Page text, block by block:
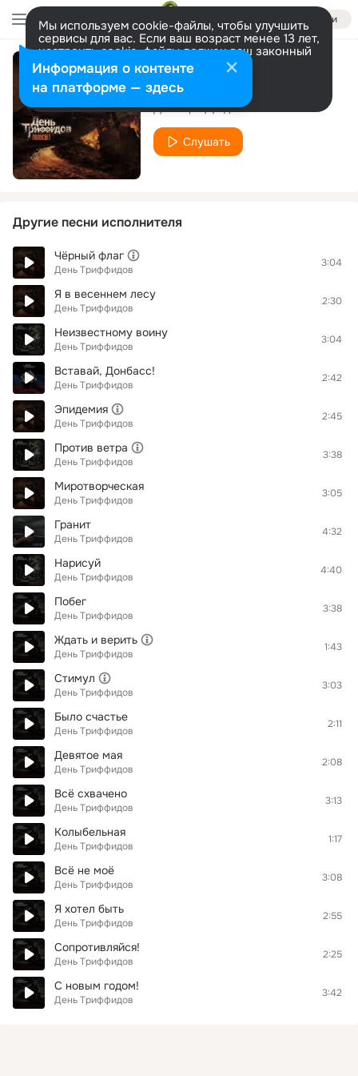
Войти
Мы используем cookie-файлы, чтобы улучшить
сервисы для вас. Если ваш возраст менее 13 лет,
настроить cookie-файлы должен ваш законный
представитель. Больше информации
Разрешить все Настроить
Опять, опять
День Триффидов
Слушать
Другие песни исполнителя
Чёрный флаг
День Триффидов
3:04
Я в весеннем лесу
День Триффидов
2:30
Неизвестному воину
День Триффидов
3:04
Вставай, Донбасс!
День Триффидов
2:42
Эпидемия
День Триффидов
2:45
Против ветра
День Триффидов
3:38
Миротворческая
День Триффидов
3:05
Гранит
День Триффидов
4:32
Нарисуй
День Триффидов
4:40
Побег
День Триффидов
3:38
Ждать и верить
День Триффидов
1:43
Стимул
День Триффидов
3:03
Было счастье
День Триффидов
2:11
Девятое мая
День Триффидов
2:08
Всё схвачено
День Триффидов
3:13
Колыбельная
День Триффидов
1:17
Всё не моё
День Триффидов
3:08
Я хотел быть
День Триффидов
2:55
Сопротивляйся!
День Триффидов
2:25
С новым годом!
День Триффидов
3:42
Информация о контенте
на платформе — здесь